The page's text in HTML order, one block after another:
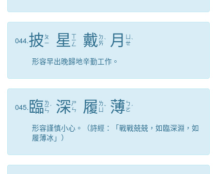
044.披 ㄆ
ㄧ
星 ㄒ
ㄧ
ㄥ 戴 ㄉ
ㄞˋ 月
ㄝˋ
形容早出晚歸地辛勤工作。
045. 臨ㄌ
ㄧ
ㄣ
ˊ 深ㄕ
ㄣ
履 ㄌ
ˇ 薄 ㄅ
ㄛ ˊ
形容謹慎小心。（詩經：「戰戰兢兢，如臨深淵，如
履薄冰」）